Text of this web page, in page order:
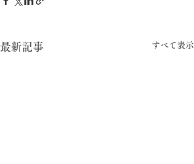
最新記事 すべて表示